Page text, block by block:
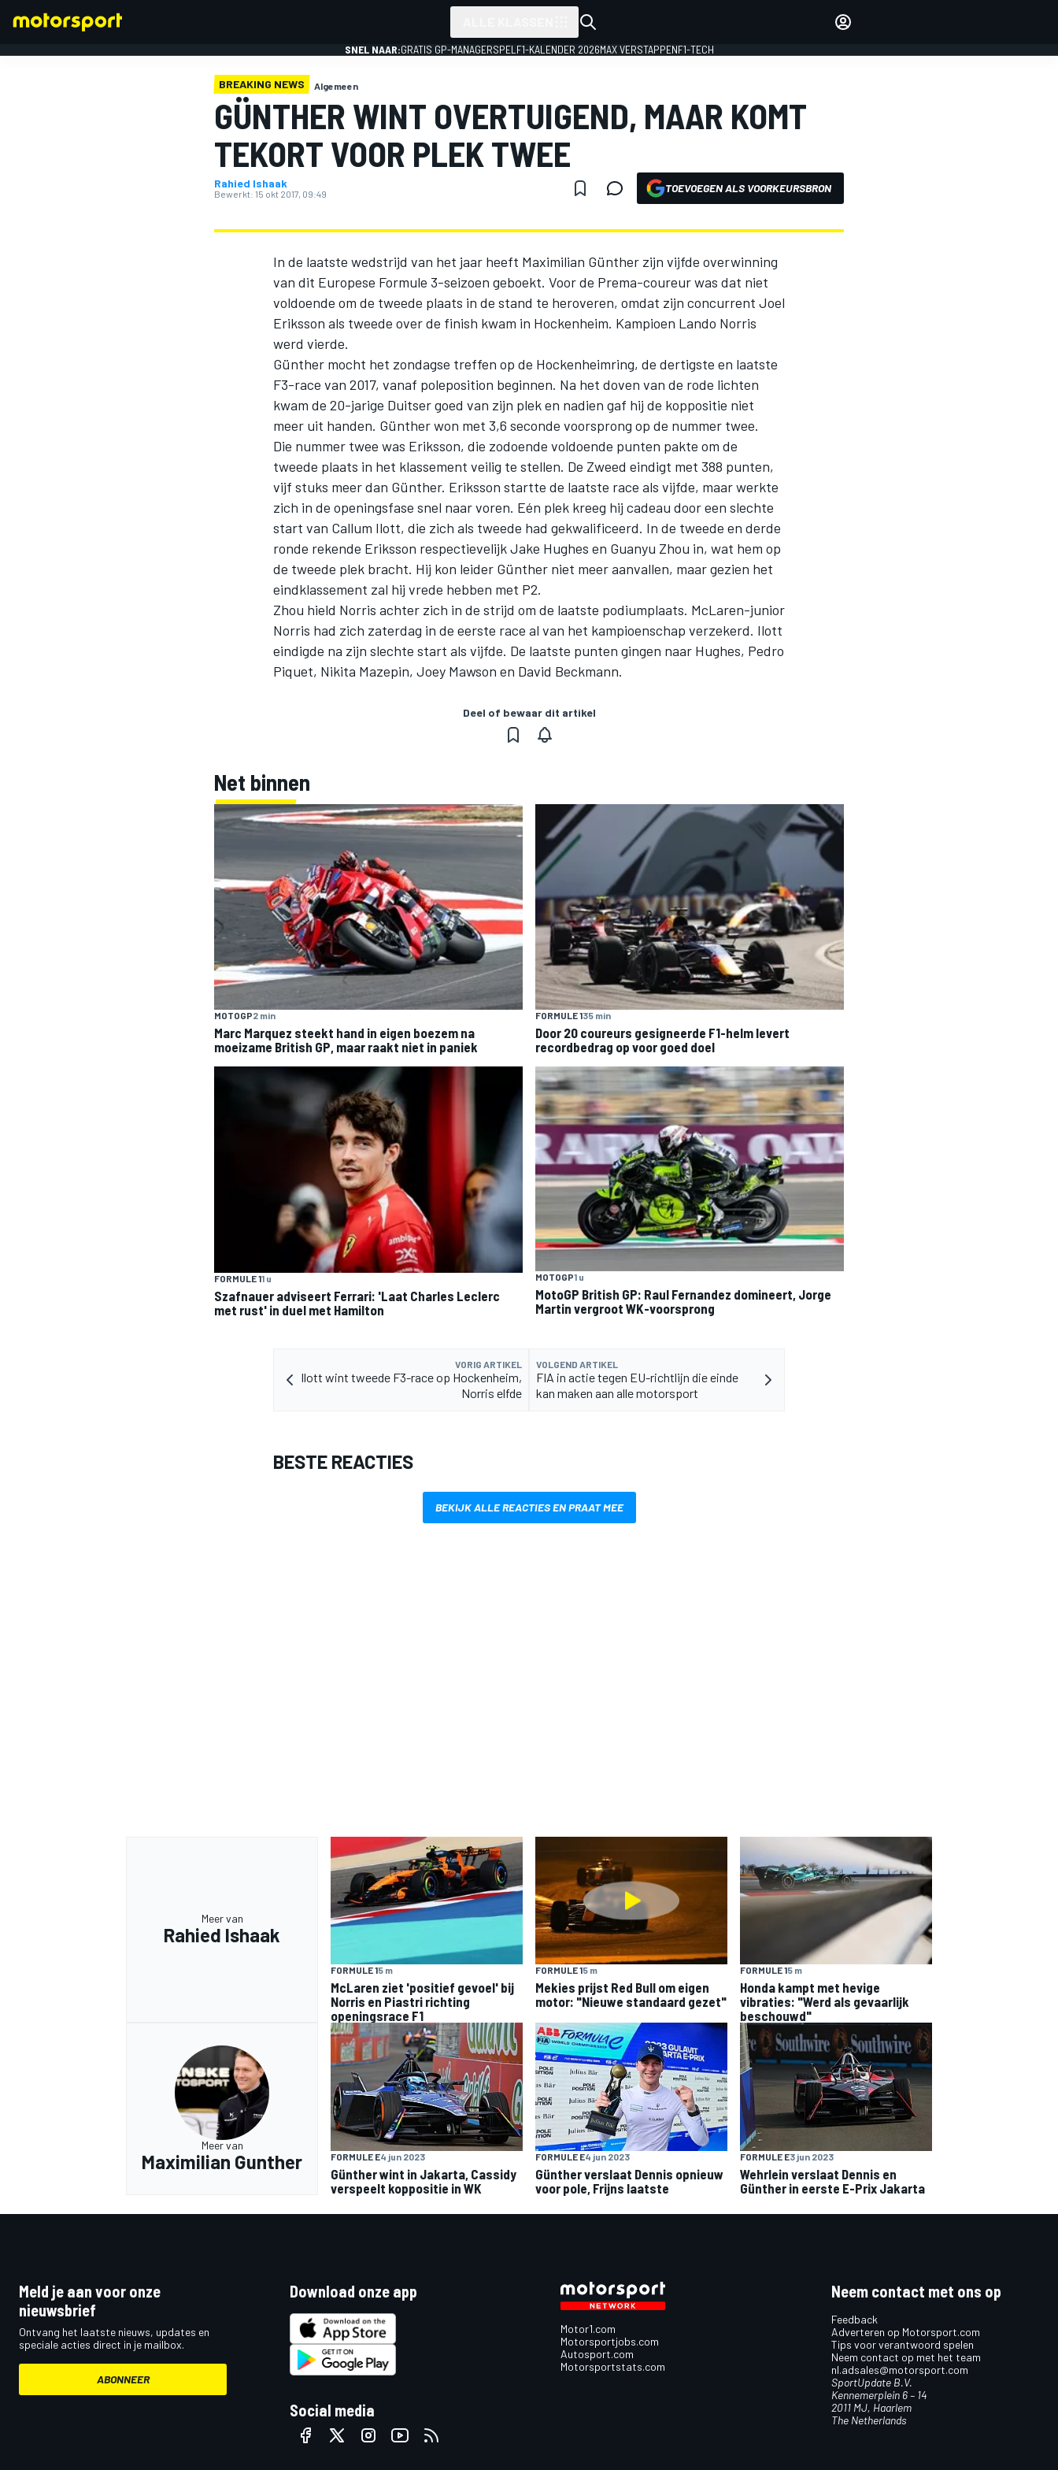
SNEL NAAR:GRATIS GP-MANAGERSPEL F1-KALENDER 2026MAX VERSTAPPENF1-TECH
BREAKING NEWS Algemeen
GÜNTHER WINT OVERTUIGEND, MAAR KOMT
TEKORT VOOR PLEK TWEE
Rahied Ishaak
Bewerkt: 15 okt 2017, 09:49 TOEVOEGEN ALS VOORKEURSBRON
In de laatste wedstrijd van het jaar heeft Maximilian Günther zijn vijfde overwinning
van dit Europese Formule 3-seizoen geboekt. Voor de Prema-coureur was dat niet
voldoende om de tweede plaats in de stand te heroveren, omdat zijn concurrent Joel
Eriksson als tweede over de finish kwam in Hockenheim. Kampioen Lando Norris
werd vierde.
Günther mocht het zondagse treffen op de Hockenheimring, de dertigste en laatste
F3-race van 2017, vanaf poleposition beginnen. Na het doven van de rode lichten
kwam de 20-jarige Duitser goed van zijn plek en nadien gaf hij de koppositie niet
meer uit handen. Günther won met 3,6 seconde voorsprong op de nummer twee.
Die nummer twee was Eriksson, die zodoende voldoende punten pakte om de
tweede plaats in het klassement veilig te stellen. De Zweed eindigt met 388 punten,
vijf stuks meer dan Günther. Eriksson startte de laatste race als vijfde, maar werkte
zich in de openingsfase snel naar voren. Eén plek kreeg hij cadeau door een slechte
start van Callum Ilott, die zich als tweede had gekwalificeerd. In de tweede en derde
ronde rekende Eriksson respectievelijk Jake Hughes en Guanyu Zhou in, wat hem op
de tweede plek bracht. Hij kon leider Günther niet meer aanvallen, maar gezien het
eindklassement zal hij vrede hebben met P2.
Zhou hield Norris achter zich in de strijd om de laatste podiumplaats. McLaren-junior
Norris had zich zaterdag in de eerste race al van het kampioenschap verzekerd. Ilott
eindigde na zijn slechte start als vijfde. De laatste punten gingen naar Hughes, Pedro
Piquet, Nikita Mazepin, Joey Mawson en David Beckmann.
Deel of bewaar dit artikel
Net binnen
MOTOGP2 min
Marc Marquez steekt hand in eigen boezem na
moeizame British GP, maar raakt niet in paniek
FORMULE 135 min
Door 20 coureurs gesigneerde F1-helm levert
recordbedrag op voor goed doel
FORMULE 11 u
Szafnauer adviseert Ferrari: 'Laat Charles Leclerc
met rust' in duel met Hamilton
MOTOGP1 u
MotoGP British GP: Raul Fernandez domineert, Jorge
Martin vergroot WK-voorsprong
VORIG ARTIKEL
Ilott wint tweede F3-race op Hockenheim,
Norris elfde
VOLGEND ARTIKEL
FIA in actie tegen EU-richtlijn die einde
kan maken aan alle motorsport
BESTE REACTIES
BEKIJK ALLE REACTIES EN PRAAT MEE
Meer van
Rahied Ishaak
FORMULE 15 m
McLaren ziet 'positief gevoel' bij
Norris en Piastri richting
openingsrace F1
FORMULE 15 m
Mekies prijst Red Bull om eigen
motor: "Nieuwe standaard gezet"
FORMULE 15 m
Honda kampt met hevige
vibraties: "Werd als gevaarlijk
beschouwd"
Meer van
Maximilian Gunther FORMULE E4 jun 2023
Günther wint in Jakarta, Cassidy
verspeelt koppositie in WK
FORMULE E4 jun 2023
Günther verslaat Dennis opnieuw
voor pole, Frijns laatste
FORMULE E3 jun 2023
Wehrlein verslaat Dennis en
Günther in eerste E-Prix Jakarta
Meld je aan voor onze
nieuwsbrief
Ontvang het laatste nieuws, updates en
speciale acties direct in je mailbox.
ABONNEER
Download onze app
Social media
Motor1.com
Motorsportjobs.com
Autosport.com
Motorsportstats.com
Neem contact met ons op
Feedback
Adverteren op Motorsport.com
Tips voor verantwoord spelen
Neem contact op met het team
nl.adsales@motorsport.com
SportUpdate B.V.
Kennemerplein 6 – 14
2011 MJ, Haarlem
The Netherlands